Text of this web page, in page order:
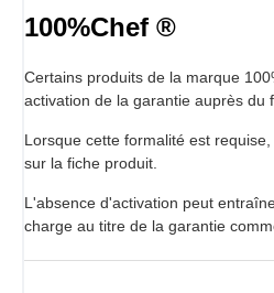
100%Chef ®
Certains produits de la marque
activation de la garantie auprès du
Lorsque cette formalité est
sur la fiche produit.
L'absence d'activation peut
charge au titre de la garantie